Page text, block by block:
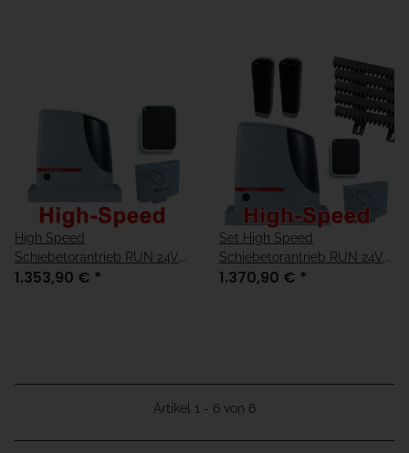
High Speed
Schiebetorantrieb RUN 24V,
max 1200kg Torgewicht
1.353,90 € *
Set High Speed
Schiebetorantrieb RUN 24V,
max 1200kg Torgewicht
1.370,90 € *
Artikel 1 - 6 von 6